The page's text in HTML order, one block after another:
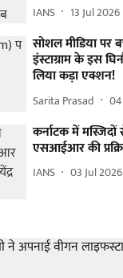
IANS 13 Jul 2026
सोशल मीडिया पर
इंस्टाग्राम के इस
लिया कड़ा एक्शन!
Sarita Prasad
कर्नाटक में
एसआईआर की
IANS 03 Jul 2026